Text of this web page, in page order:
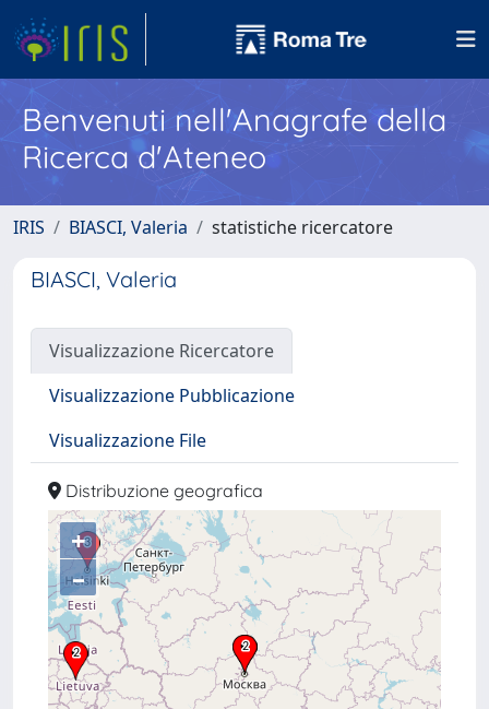
Benvenuti nell'Anagrafe della
Ricerca d'Ateneo
IRIS BIASCI, Valeria statistiche ricercatore
BIASCI, Valeria
Visualizzazione Ricercatore
Visualizzazione Pubblicazione
Visualizzazione File
Distribuzione geografica
+
–